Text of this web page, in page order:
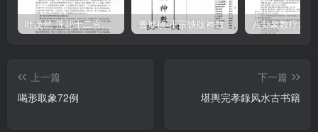
叶茂然-莲花十二宫佛家奇门面授及答疑 曹展硕-正宗铁版神数
上一篇
喝形取象72例
下一篇
堪輿完孝錄风水古书籍